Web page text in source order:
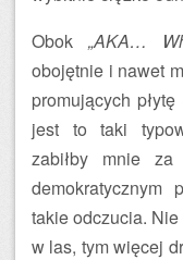
Obok „AKA…
obojętnie i nawet
promujących
jest to taki
zabiłby mnie
demokratycznym
takie odczucia.
w las, tym więcej